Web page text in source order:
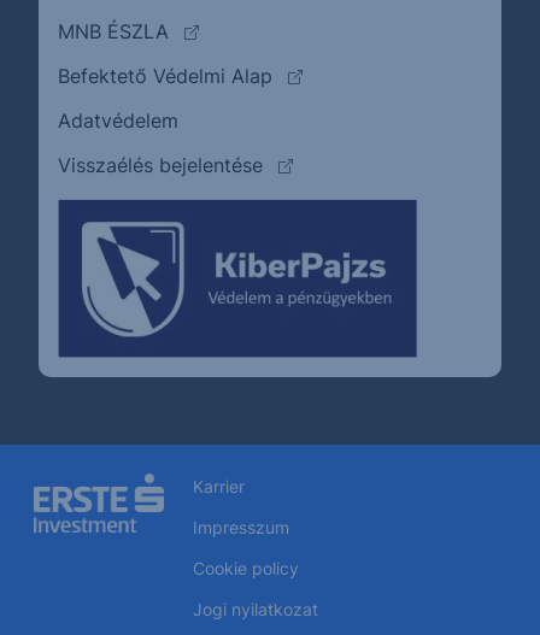
MNB ÉSZLA
(külső oldalra ugrik)
Befektető Védelmi Alap
(külső oldalra ugrik)
Adatvédelem
Visszaélés bejelentése
(külső oldalra ugrik)
Karrier
Impresszum
Cookie policy
Jogi nyilatkozat